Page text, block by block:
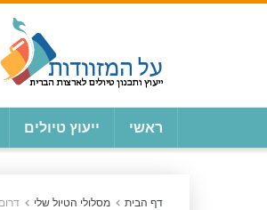
ראשי ייעוץ טיולים
דף הבית מסלולי הטיול שלי